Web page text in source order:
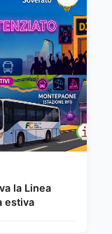
la Linea
estiva